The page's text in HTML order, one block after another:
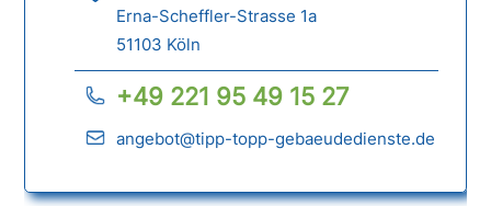
Erna-Scheffler-Strasse 1a
51103 Köln
+49 221 95 49 15 27
angebot@tipp-topp-gebaeudedienste.de